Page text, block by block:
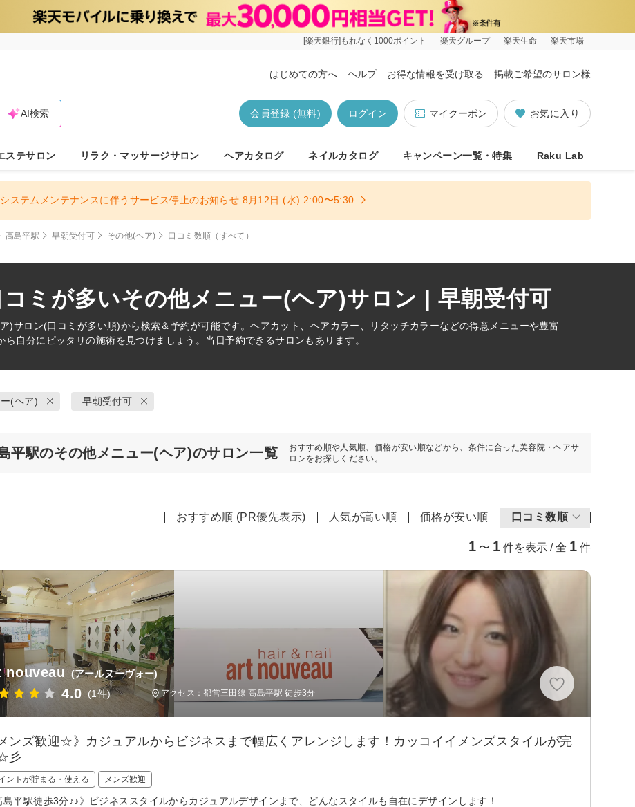
[楽天銀行]もれなく1000ポイント 楽天グループ 楽天生命 楽天市場
はじめての方へ ヘルプ お得な情報を受け取る 掲載ご希望のサロン様
お気に入り
マイクーポン
ログイン
会員登録 (無料)
AI検索
ステサロン リラク・マッサージサロン ヘアカタログ ネイルカタログ キャンペーン一覧・特集 Raku Lab
システムメンテナンスに伴うサービス停止のお知らせ 8月12日 (水) 2:00〜5:30
高島平駅 早朝受付可 その他(ヘア) 口コミ数順（すべて）
ミが多いその他メニュー(ヘア)サロン | 早朝受付可
)サロン(口コミが多い順)から検索＆予約が可能です。ヘアカット、ヘアカラー、リタッチカラーなどの得意メニューや豊富
ら自分にピッタリの施術を見つけましょう。当日予約できるサロンもあります。
(ヘア) 早朝受付可
平駅のその他メニュー(ヘア)のサロン一覧
おすすめ順や人気順、価格が安い順などから、条件に合った美容院・ヘアサ
ロンをお探しください。
おすすめ順 (PR優先表示) 人気が高い順 価格が安い順 口コミ数順
1 〜 1 件を表示 / 全 1 件
nouveau (アールヌーヴォー)
4.0 (1件) アクセス：都営三田線 高島平駅 徒歩3分
メンズ歓迎☆》カジュアルからビジネスまで幅広くアレンジします！カッコイイメンズスタイルが完
彡
ントが貯まる・使える メンズ歓迎
島平駅徒歩3分♪♪》ビジネススタイルからカジュアルデザインまで、どんなスタイルも自在にデザインします！